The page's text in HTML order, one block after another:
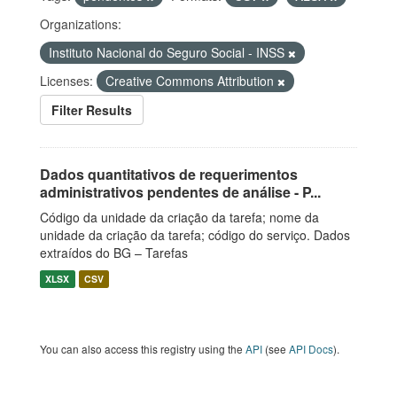
Organizations:
Instituto Nacional do Seguro Social - INSS
Licenses:
Creative Commons Attribution
Filter Results
Dados quantitativos de requerimentos
administrativos pendentes de análise - P...
Código da unidade da criação da tarefa; nome da
unidade da criação da tarefa; código do serviço. Dados
extraídos do BG – Tarefas
XLSX CSV
You can also access this registry using the API (see API Docs).